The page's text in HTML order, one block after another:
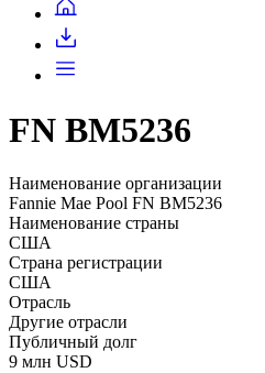
FN BM5236
Наименование организации
Fannie Mae Pool FN BM5236
Наименование страны
США
Страна регистрации
США
Отрасль
Другие отрасли
Публичный долг
9 млн USD